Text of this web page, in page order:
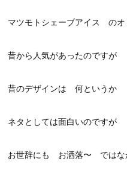
マツモトシェーブアイス のオ
昔から人気があったのですが
昔のデザインは 何というか
ネタとしては面白いのですが
お世辞にも お洒落〜 ではな